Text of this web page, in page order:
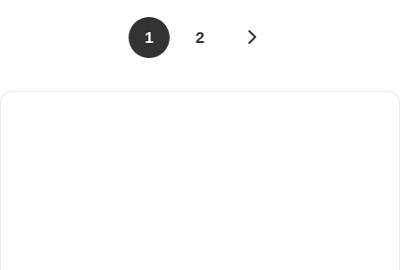
1 2